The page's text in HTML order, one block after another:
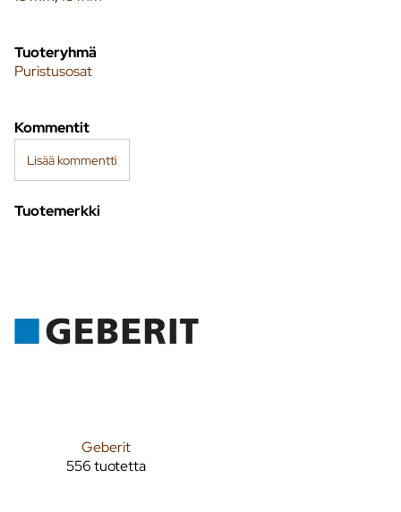
Tuoteryhmä
Puristusosat
Kommentit
Lisää kommentti
Tuotemerkki
Geberit
556 tuotetta